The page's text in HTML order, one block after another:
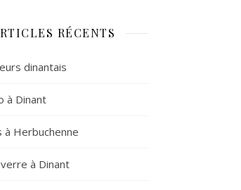
RÉCENTS
dinantais
à Dinant
à Herbuchenne
à Dinant